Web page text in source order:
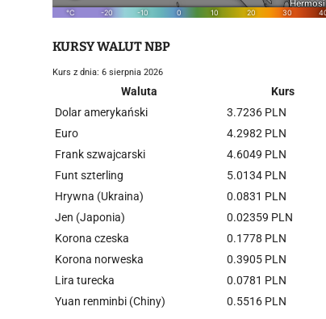
KURSY WALUT NBP
Kurs z dnia: 6 sierpnia 2026
Waluta
Kurs
Dolar amerykański
3.7236 PLN
Euro
4.2982 PLN
Frank szwajcarski
4.6049 PLN
Funt szterling
5.0134 PLN
Hrywna (Ukraina)
0.0831 PLN
Jen (Japonia)
0.02359 PLN
Korona czeska
0.1778 PLN
Korona norweska
0.3905 PLN
Lira turecka
0.0781 PLN
Yuan renminbi (Chiny)
0.5516 PLN